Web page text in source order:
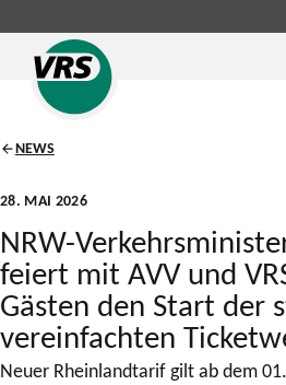
NEWS
28. MAI 2026
NRW-
feiert mit AVV und
Gästen den Start der
vereinfachten
Neuer Rheinlandtarif gilt ab dem